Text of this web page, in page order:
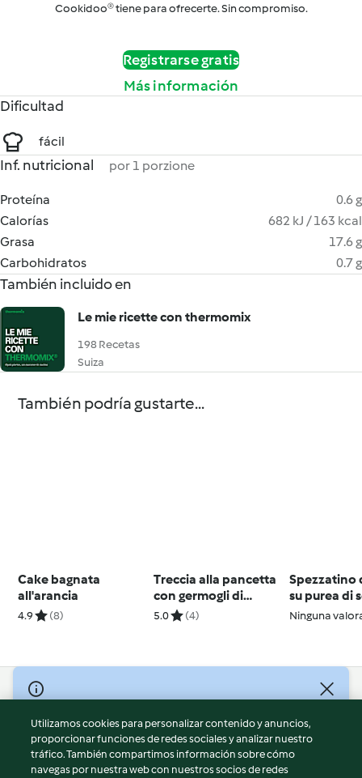
Cookidoo® tiene para ofrecerte. Sin compromiso.
Registrarse gratis
Más información
Dificultad
fácil
Inf. nutricional por 1 porzione
Proteína
0.6 g
Calorías
682 kJ / 163 kcal
Grasa
17.6 g
Carbohidratos
0.7 g
También incluido en
Le mie ricette con thermomix
198 Recetas
Suiza
También podría gustarte...
Cake bagnata
all'arancia
4.9 (8)
Treccia alla pancetta
con germogli di
cipolla
5.0 (4)
Spezzatino
su purea di
Ninguna
© Copyright 2026
Términos de uso
Política de privacidad
Aviso legal
Utilizamos cookies para personalizar contenido y anuncios,
proporcionar funciones de redes sociales y analizar nuestro
tráfico. También compartimos información sobre cómo
navegas por nuestra web con nuestros socios de redes